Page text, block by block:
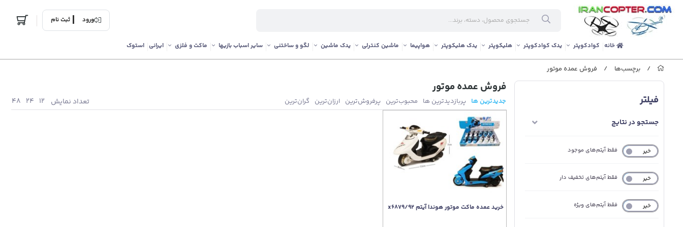
ورود ثبت نام
خانه کوادکوپتر یدک کوادکوپتر هلیکوپتر یدک هلیکوپتر هواپیما ماشین کنترلی یدک ماشین لگو و ساختنی سایر اسباب بازیها ماکت و فلزی ایرانی استوک
/ برچسب‌ها / فروش عمده موتور
فیلتر
جستجو در نتایج
بله خیر فقط آیتم‌های موجود
بله خیر فقط آیتم‌های تخفیف دار
بله خیر فقط آیتم‌های ویژه
فروش عمده موتور
جدیدترین ها پربازدیدترین ها محبوب‌‌ترین پرفروش‌ترین ارزان‌ترین گران‌ترین تعداد نمایش 12
24
48
خرید عمده ماکت موتور هوندا آیتم x6879/92